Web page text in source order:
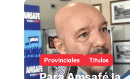
g
a
c
i
Provinciales Titulos